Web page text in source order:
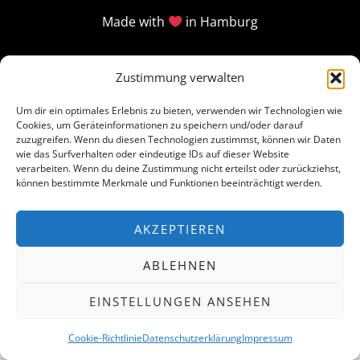
Zustimmung verwalten
Um dir ein optimales Erlebnis zu bieten, verwenden wir Technologien wie
Cookies, um Geräteinformationen zu speichern und/oder darauf
zuzugreifen. Wenn du diesen Technologien zustimmst, können wir Daten
wie das Surfverhalten oder eindeutige IDs auf dieser Website
verarbeiten. Wenn du deine Zustimmung nicht erteilst oder zurückziehst,
können bestimmte Merkmale und Funktionen beeinträchtigt werden.
AKZEPTIEREN
ABLEHNEN
EINSTELLUNGEN ANSEHEN
Cookie-RichtlinieDatenschutzerklärungImpressum
Made with in Hamburg